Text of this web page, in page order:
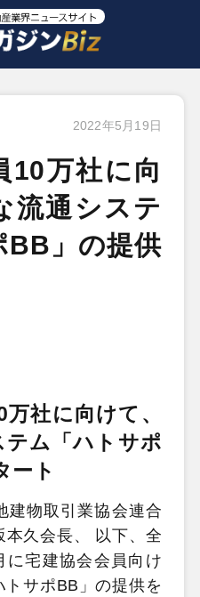
2022年5月19日
10万社に向
流通システ
BB」の提供
社に向けて、
テム「ハトサポ
ート
建物取引業協会連合
久会長、 以下、全
に宅建協会会員向け
サポBB」の提供を